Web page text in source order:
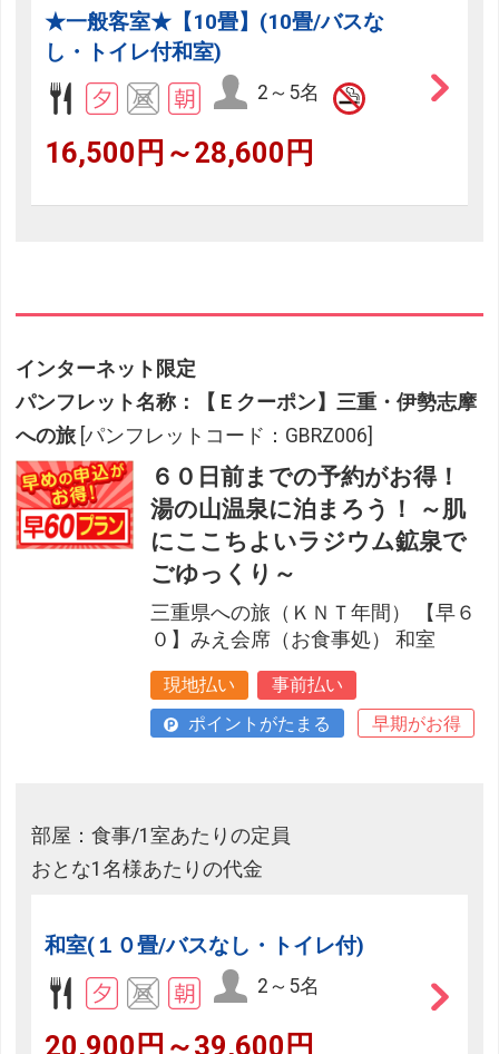
★一般客室★【10畳】(10畳/バスな
し・トイレ付和室)
2～5名
16,500円～28,600円
インターネット限定
パンフレット名称：【Ｅクーポン】三重・伊勢志摩
への旅 [パンフレットコード：GBRZ006]
６０日前までの予約がお得！
湯の山温泉に泊まろう！ ～肌
にここちよいラジウム鉱泉で
ごゆっくり～
三重県への旅（ＫＮＴ年間） 【早６
０】みえ会席（お食事処） 和室
現地払い
事前払い
ポイントがたまる
早期がお得
部屋：食事/1室あたりの定員
おとな1名様あたりの代金
和室(１０畳/バスなし・トイレ付)
2～5名
20,900円～39,600円